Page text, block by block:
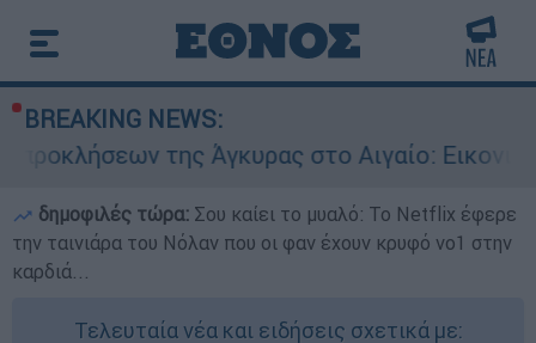
BREAKING NEWS:
της Άγκυρας στο Αιγαίο: Εικονική
δημοφιλές τώρα: Σου καίει το μυαλό: Το Netflix έφερε
την ταινιάρα του Νόλαν που οι φαν έχουν κρυφό νο1 στην
καρδιά...
Τελευταία νέα και ειδήσεις σχετικά με: